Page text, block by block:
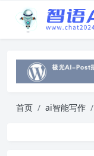
首页 ai智能写作